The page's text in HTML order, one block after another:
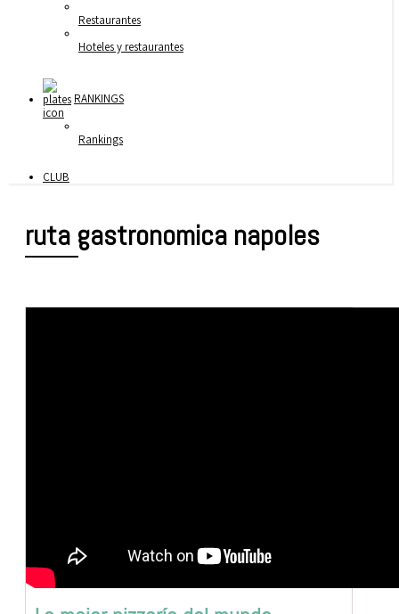
Restaurantes
Hoteles y restaurantes
RANKINGS
Rankings
CLUB
ruta gastronomica napoles